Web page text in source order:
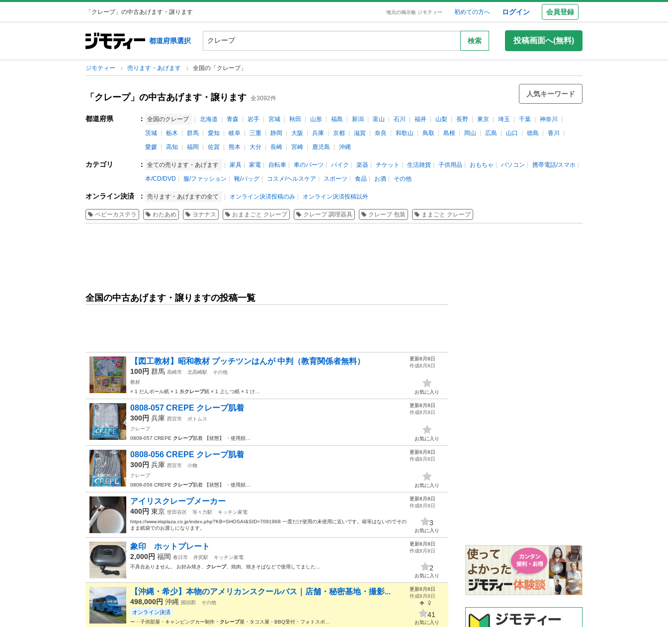
「クレープ」の中古あげます・譲ります 地元の掲示板 ジモティー 初めての方へ ログイン 会員登録
都道府県選択 検索 投稿画面へ(無料)
ジモティー 売ります・あげます 全国の「クレープ」
「クレープ」の中古あげます・譲ります 全3092件
人気キーワード
都道府県 ： 全国のクレープ 北海道 青森 岩手 宮城 秋田 山形 福島 新潟 富山 石川 福井 山梨 長野 東京 埼玉 千葉
神奈川
茨城
栃木 群馬 愛知 岐阜 三重 静岡 大阪 兵庫 京都 滋賀 奈良 和歌山 鳥取 島根 岡山 広島 山口 徳島
香川
愛媛
高知 福岡 佐賀 熊本 大分 長崎 宮崎 鹿児島 沖縄
カテゴリ ： 全ての売ります・あげます 家具 家電 自転車 車のパーツ バイク 楽器 チケット 生活雑貨 子供用品 おもちゃ パソコン
携帯電話/スマホ
本/CD/DVD
服/ファッション 靴/バッグ コスメ/ヘルスケア スポーツ 食品 お酒 その他
オンライン決済 ： 売ります・あげますの全て オンライン決済投稿のみ オンライン決済投稿以外
ベビーカステラ わたあめ ヨナナス おままごと クレープ クレープ 調理器具 クレープ 包装 ままごと クレープ
全国の中古あげます・譲りますの投稿一覧
【図工教材】昭和教材 プッチツンはんが 中判（教育関係者無料）
100円 群馬 高崎市 北高崎駅
その他
教材
× 1 だんボール紙 × 1 糸クレープ紙 × 1 上しつ紙 × 1 け…
更新8月8日
作成8月8日
お気に入り
0808-057 CREPE クレープ肌着
300円 兵庫 西宮市
ボトムス
クレープ
0808-057 CREPE クレープ肌着 【状態】 ・使用頻…
更新8月8日
作成8月8日
お気に入り
0808-056 CREPE クレープ肌着
300円 兵庫 西宮市
小物
クレープ
0808-056 CREPE クレープ肌着 【状態】 ・使用頻…
更新8月8日
作成8月8日
お気に入り
アイリスクレープメーカー
400円 東京 世田谷区 等々力駅
キッチン家電
https://www.irisplaza.co.jp/index.php?KB=SHOSAI&SID=7091968 一度だけ使用の未使用に近いです。箱等はないのでその
まま紙袋でのお渡しになります。
更新8月8日
作成8月8日
3
お気に入り
象印 ホットプレート
2,000円 福岡 春日市 井尻駅
キッチン家電
不具合ありません。 お好み焼き、 クレープ、焼肉、焼きそばなどで使用してました…
更新8月8日
作成8月8日
2
お気に入り
【沖縄・希少】本物のアメリカンスクールバス｜店舗・秘密基地・撮影...
498,000円 沖縄 国頭郡 その他
オンライン決済
ー・子供部屋・キャンピングカー制作・ クレープ屋・タコス屋・BBQ受付・フォトスポ…
更新8月8日
作成8月8日
41
お気に入り